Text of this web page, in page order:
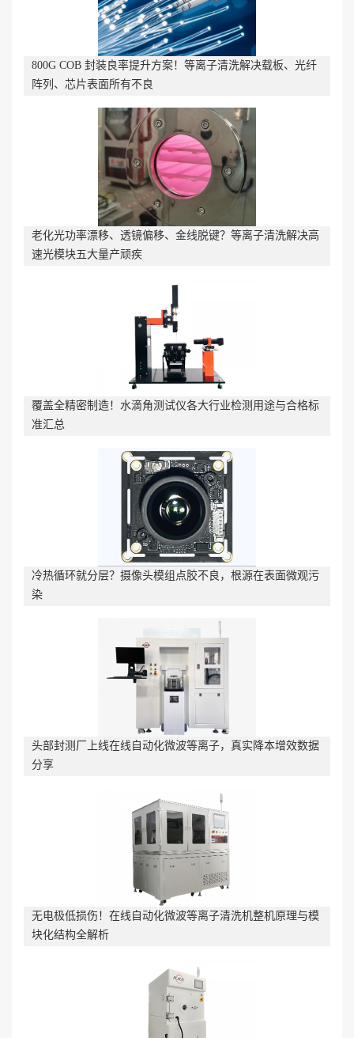
800G COB 封装良率提升方案！等离子清洗解决载板、光纤
阵列、芯片表面所有不良
老化光功率漂移、透镜偏移、金线脱键？等离子清洗解决高
速光模块五大量产顽疾
覆盖全精密制造！水滴角测试仪各大行业检测用途与合格标
准汇总
冷热循环就分层？摄像头模组点胶不良，根源在表面微观污
染
头部封测厂上线在线自动化微波等离子，真实降本增效数据
分享
无电极低损伤！在线自动化微波等离子清洗机整机原理与模
块化结构全解析